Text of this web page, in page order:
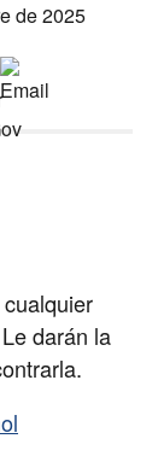
de 2025
darán la